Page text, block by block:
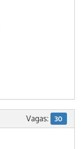
Vagas: 30